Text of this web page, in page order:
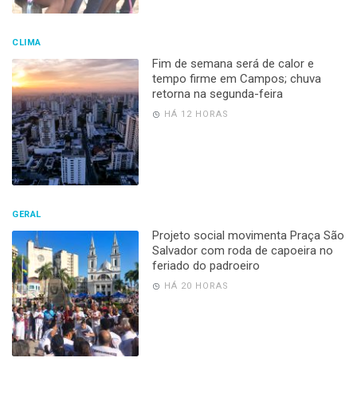
CLIMA
Fim de semana será de calor e
tempo firme em Campos; chuva
retorna na segunda-feira
HÁ 12 HORAS
GERAL
Projeto social movimenta Praça São
Salvador com roda de capoeira no
feriado do padroeiro
HÁ 20 HORAS